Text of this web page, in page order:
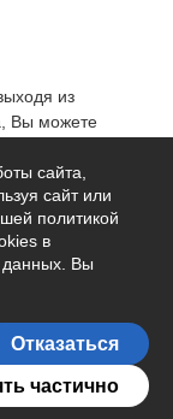
28
из
Вы можете
сайта,
сайт или
политикой
в
данных. Вы
Отказаться
частично